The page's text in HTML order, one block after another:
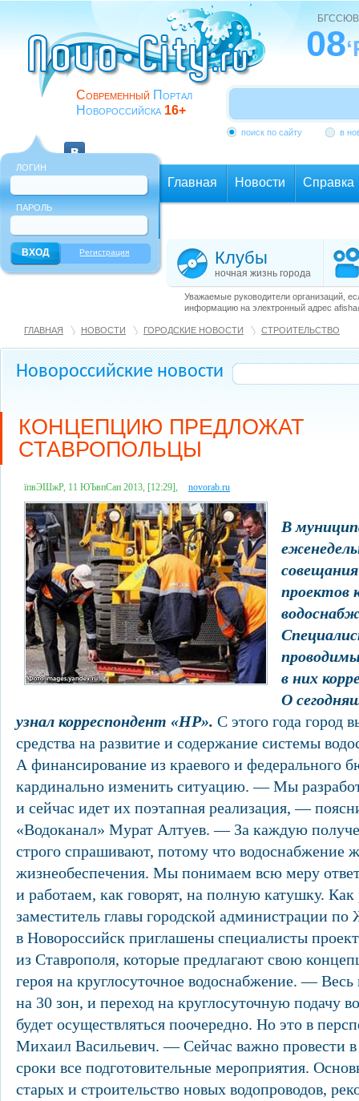
Современный Портал
Новороссийска 16+
08
поиск по сайту в
ЛОГИН
ПАРОЛЬ
Регистрация
Главная Новости Справка
Клубы
ночная жизнь города
Уважаемые руководители организаций,
информацию на электронный адрес
ГЛАВНАЯ НОВОСТИ ГОРОДСКИЕ НОВОСТИ СТРОИТЕЛЬСТВО
Новороссийские новости
КОНЦЕПЦИЮ ПРЕДЛОЖАТ
СТАВРОПОЛЬЦЫ
їпвЭШжР, 11 ЮЪвпСап 2013, [12:29], novorab.ru
В
проектов
в них
О
узнал корреспондент «НР». С этого года город
средства на развитие и содержание системы
А финансирование из краевого и федерального
кардинально изменить ситуацию. — Мы
и сейчас идет их поэтапная реализация, —
«Водоканал» Мурат Алтуев. — За каждую
строго спрашивают, потому что водоснабжение
жизнеобеспечения. Мы понимаем всю меру
и работаем, как говорят, на полную катушку. Как
заместитель главы городской администрации
в Новороссийск приглашены специалисты
из Ставрополя, которые предлагают свою
героя на круглосуточное водоснабжение. — Весь
на 30 зон, и переход на круглосуточную подачу
будет осуществляться поочередно. Но это в
Михаил Васильевич. — Сейчас важно провести в
сроки все подготовительные мероприятия.
старых и строительство новых водопроводов,